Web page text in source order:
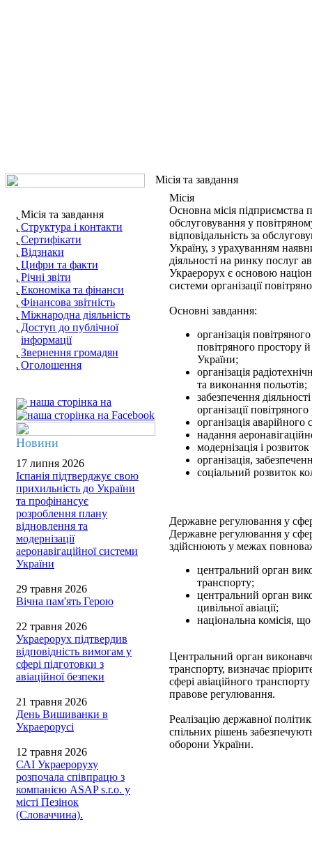
Місія та завдання
Структура і контакти
Сертифікати
Відзнаки
Цифри та факти
Річні звіти
Економіка та фінанси
Фінансова звітність
Міжнародна діяльність
Доступ до публічної
інформації
Звернення громадян
Оголошення
наша сторінка на
Новини
17 липня 2026
Іспанія підтверджує свою
прихильність до України
та профінансує
розроблення плану
відновлення та
модернізації
аеронавігаційної системи
України
29 травня 2026
Вічна пам'ять Герою
22 травня 2026
Украерорух підтвердив
відповідність вимогам у
сфері підготовки з
авіаційної безпеки
21 травня 2026
День Вишиванки в
Украерорусі
12 травня 2026
САІ Украероруху
розпочала співпрацю з
компанією ASAP s.r.o. у
місті Пезінок
(Словаччина).
Місія та завдання
Місія
Основна місія підприємства
обслуговування у
відповідальність за
Україну, з урахуванням
діяльності на ринку послуг
Украерорух є основою
системи організації
Основні завдання:
організація
повітряного простору
України;
організація
та виконання польотів;
забезпечення
організації
організація
надання
модернізація і
організація,
соціальний розвиток
Державне регулювання у
Державне регулювання у
здійснюють у межах
центральний орган
транспорту;
центральний орган
цивільної авіації;
національна комісія,
Центральний орган
транспорту, визначає
сфері авіаційного
правове регулювання.
Реалізацію державної
спільних рішень
оборони України.